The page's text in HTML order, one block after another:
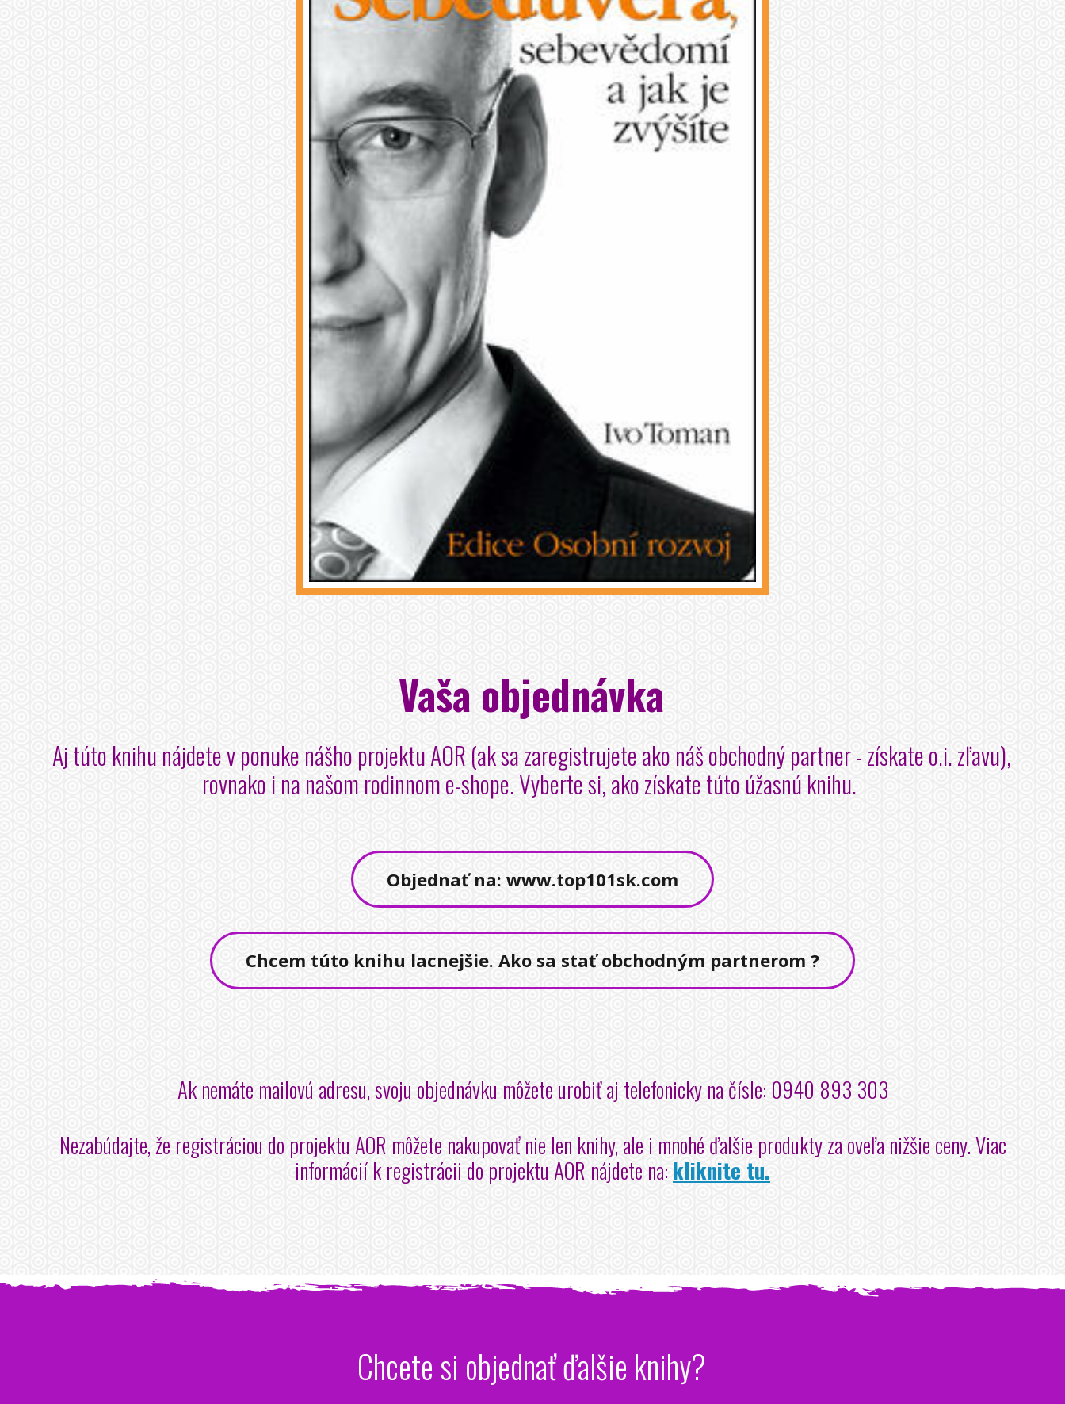
Vaša objednávka
Aj túto knihu nájdete v ponuke nášho projektu AOR (ak sa zaregistrujete ako náš obchodný partner - získate o.i. zľavu),
rovnako i na našom rodinnom e-shope. Vyberte si, ako získate túto úžasnú knihu.
Objednať na: www.top101sk.com
Chcem túto knihu lacnejšie. Ako sa stať obchodným partnerom ?
Ak nemáte mailovú adresu, svoju objednávku môžete urobiť aj telefonicky na čísle: 0940 893 303
Nezabúdajte, že registráciou do projektu AOR môžete nakupovať nie len knihy, ale i mnohé ďalšie produkty za oveľa nižšie ceny. Viac
informácií k registrácii do projektu AOR nájdete na: kliknite tu.
Chcete si objednať ďalšie knihy?